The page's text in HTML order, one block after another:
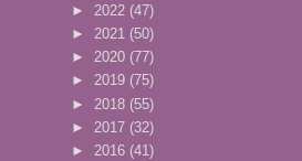
► 2022 (47)
► 2021 (50)
► 2020 (77)
► 2019 (75)
► 2018 (55)
► 2017 (32)
► 2016 (41)